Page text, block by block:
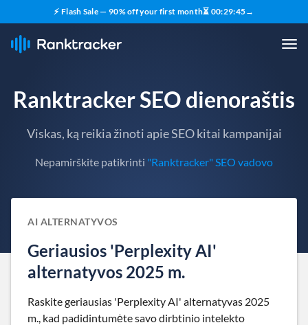
⚡ Flash Sale — 90% off your first month⏳ 00:29:44→
Ranktracker SEO dienoraštis
Viskas, ką reikia žinoti apie SEO kitai kampanijai
Nepamirškite patikrinti "Ranktracker" SEO vadovo
AI ALTERNATYVOS
Geriausios 'Perplexity AI'
alternatyvos 2025 m.
Raskite geriausias 'Perplexity AI' alternatyvas 2025
m., kad padidintumėte savo dirbtinio intelekto